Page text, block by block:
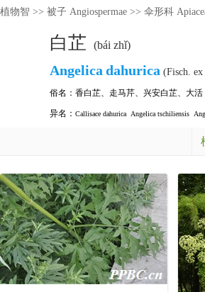
植物智 >> 被子 Angiospermae >> 伞形科
白芷 (bái zhǐ)
Angelica dahurica (Fisch.
俗名： 香白芷、 走马芹、 兴安白芷、 大活
异名： Callisace dahurica Angelica tschiliensis